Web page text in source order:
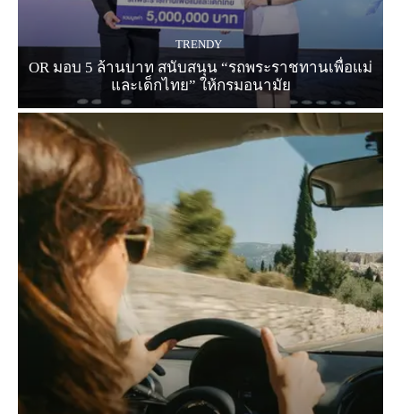
TRENDY
OR มอบ 5 ล้านบาท สนับสนุน “รถพระราชทานเพื่อแม่
และเด็กไทย” ให้กรมอนามัย